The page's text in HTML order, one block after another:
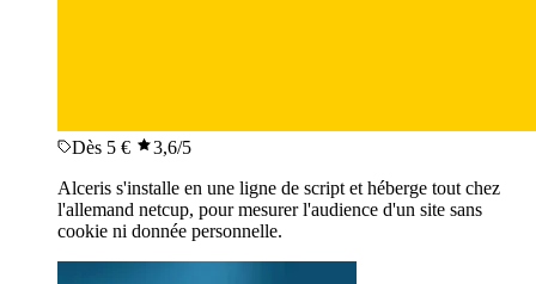
Dès 5 € 3,6/5
Alceris s'installe en une ligne de script et héberge tout chez
l'allemand netcup, pour mesurer l'audience d'un site sans
cookie ni donnée personnelle.